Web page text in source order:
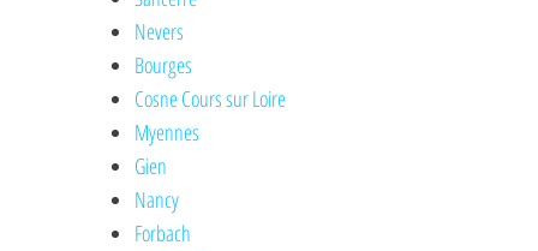
Nevers
Bourges
Cosne Cours sur Loire
Myennes
Gien
Nancy
Forbach